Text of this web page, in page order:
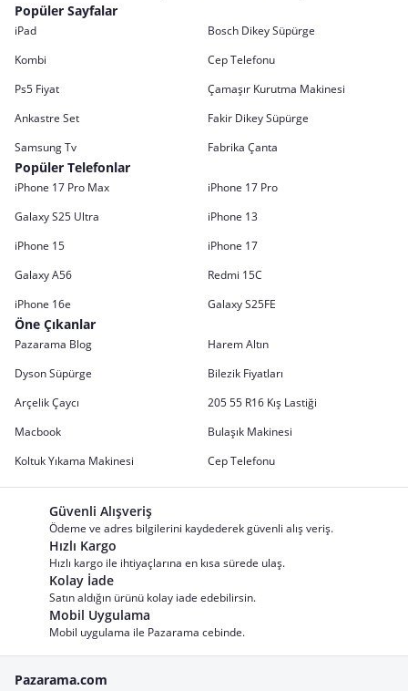
Popüler Sayfalar
iPad
Bosch Dikey Süpürge
Kombi
Cep Telefonu
Ps5 Fiyat
Çamaşır Kurutma Makinesi
Ankastre Set
Fakir Dikey Süpürge
Samsung Tv
Fabrika Çanta
Popüler Telefonlar
iPhone 17 Pro Max
iPhone 17 Pro
Galaxy S25 Ultra
iPhone 13
iPhone 15
iPhone 17
Galaxy A56
Redmi 15C
iPhone 16e
Galaxy S25FE
Öne Çıkanlar
Pazarama Blog
Harem Altın
Dyson Süpürge
Bilezik Fiyatları
Arçelik Çaycı
205 55 R16 Kış Lastiği
Macbook
Bulaşık Makinesi
Koltuk Yıkama Makinesi
Cep Telefonu
Güvenli Alışveriş
Ödeme ve adres bilgilerini kaydederek güvenli alış veriş.
Hızlı Kargo
Hızlı kargo ile ihtiyaçlarına en kısa sürede ulaş.
Kolay İade
Satın aldığın ürünü kolay iade edebilirsin.
Mobil Uygulama
Mobil uygulama ile Pazarama cebinde.
Pazarama.com